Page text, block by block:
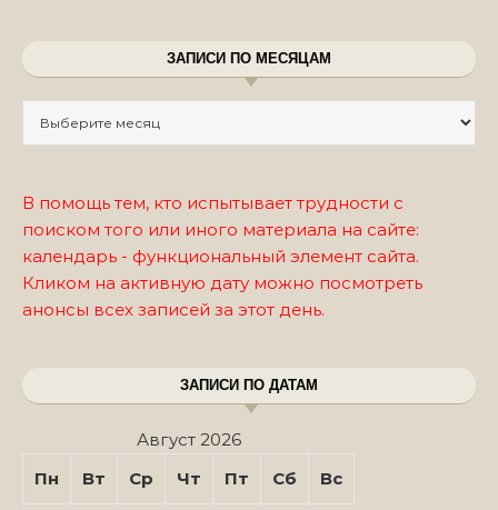
ЗАПИСИ ПО МЕСЯЦАМ
В помощь тем, кто испытывает трудности с
поиском того или иного материала на сайте:
календарь - функциональный элемент сайта.
Кликом на активную дату можно посмотреть
анонсы всех записей за этот день.
ЗАПИСИ ПО ДАТАМ
Август 2026
Пн
Вт Ср Чт Пт Сб Вс